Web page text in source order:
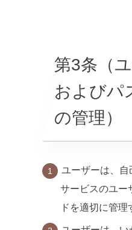
第3条（
およびパ
の管理）
ユーザーは、自
サービスのユー
ドを適切に管理